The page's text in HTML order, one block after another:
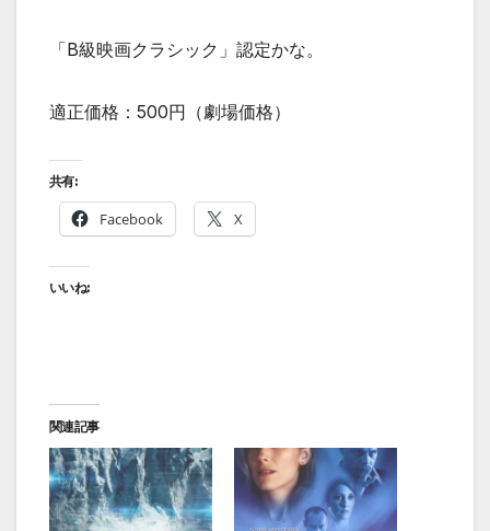
「B級映画クラシック」認定かな。
適正価格：500円（劇場価格）
共有:
Facebook X
いいね:
関連記事